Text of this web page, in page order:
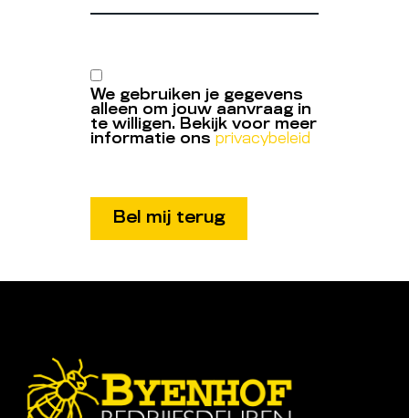
We gebruiken je gegevens
alleen om jouw aanvraag in
te willigen. Bekijk voor meer
informatie ons privacybeleid